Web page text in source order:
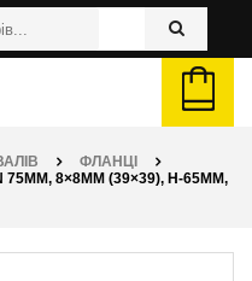
ФЛАНЦІ
75ММ, 8×8ММ (39×39), H-65ММ,